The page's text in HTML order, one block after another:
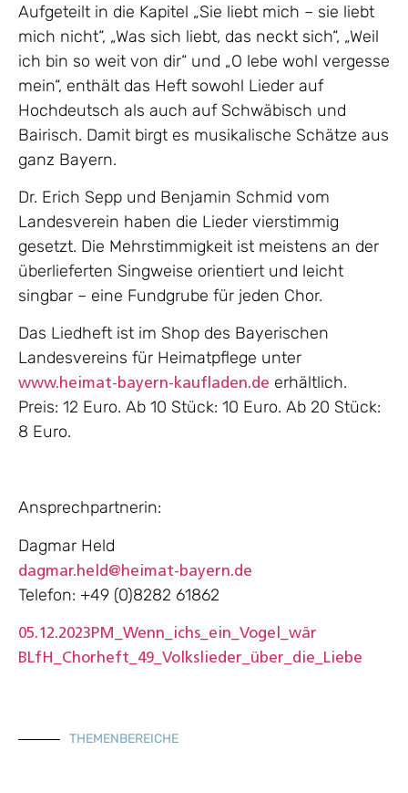
Aufgeteilt in die Kapitel „Sie liebt mich – sie liebt
mich nicht“, „Was sich liebt, das neckt sich“, „Weil
ich bin so weit von dir“ und „O lebe wohl vergesse
mein“, enthält das Heft sowohl Lieder auf
Hochdeutsch als auch auf Schwäbisch und
Bairisch. Damit birgt es musikalische Schätze aus
ganz Bayern.
Dr. Erich Sepp und Benjamin Schmid vom
Landesverein haben die Lieder vierstimmig
gesetzt. Die Mehrstimmigkeit ist meistens an der
überlieferten Singweise orientiert und leicht
singbar – eine Fundgrube für jeden Chor.
Das Liedheft ist im Shop des Bayerischen
Landesvereins für Heimatpflege unter
www.heimat-bayern-kaufladen.de erhältlich.
Preis: 12 Euro. Ab 10 Stück: 10 Euro. Ab 20 Stück:
8 Euro.
Ansprechpartnerin:
Dagmar Held
dagmar.held@heimat-bayern.de
Telefon: +49 (0)8282 61862
05.12.2023PM_Wenn_ichs_ein_Vogel_wär
BLfH_Chorheft_49_Volkslieder_über_die_Liebe
THEMENBEREICHE